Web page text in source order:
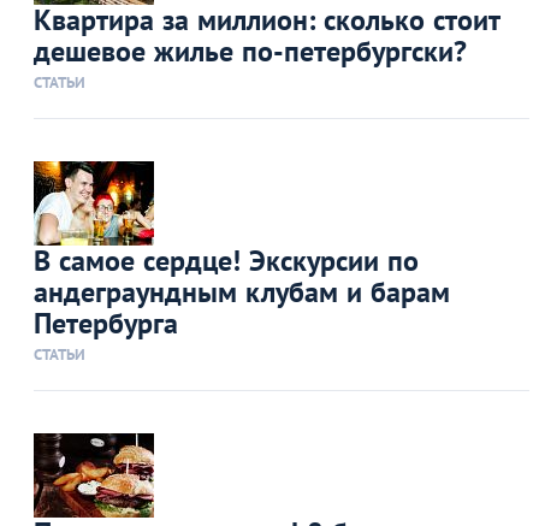
Квартира за миллион: сколько стоит
дешевое жилье по-петербургски?
СТАТЬИ
В самое сердце! Экскурсии по
андеграундным клубам и барам
Петербурга
СТАТЬИ